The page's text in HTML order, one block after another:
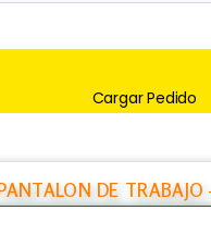
Cargar Pedido
DE TRABAJO